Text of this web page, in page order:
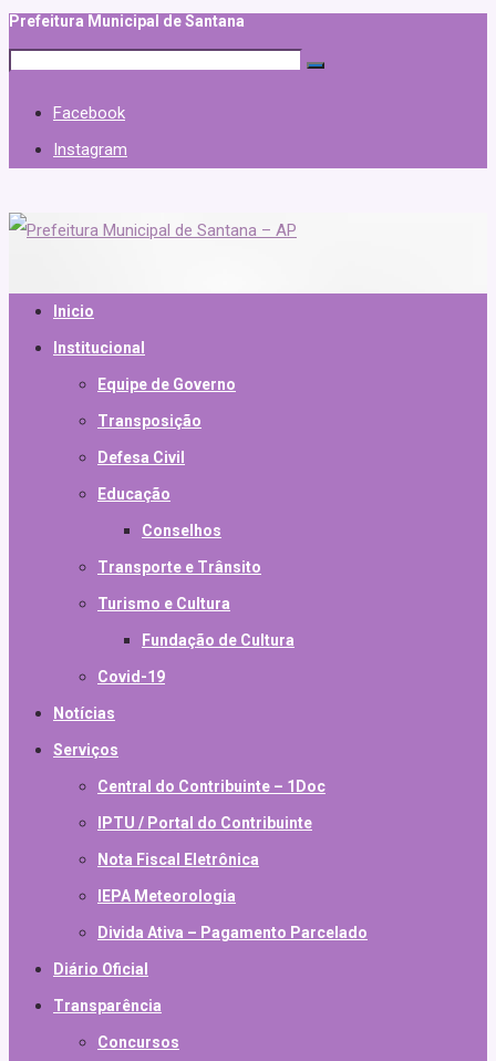
Prefeitura Municipal de Santana
Facebook
Instagram
Inicio
Institucional
Equipe de Governo
Transposição
Defesa Civil
Educação
Conselhos
Transporte e Trânsito
Turismo e Cultura
Fundação de Cultura
Covid-19
Notícias
Serviços
Central do Contribuinte – 1Doc
IPTU / Portal do Contribuinte
Nota Fiscal Eletrônica
IEPA Meteorologia
Divida Ativa – Pagamento Parcelado
Diário Oficial
Transparência
Concursos